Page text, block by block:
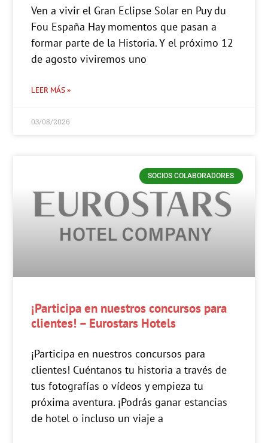
Ven a vivir el Gran Eclipse Solar en Puy du
Fou España Hay momentos que pasan a
formar parte de la Historia. Y el próximo 12
de agosto viviremos uno
LEER MÁS »
03/08/2026
SOCIOS COLABORADORES
¡Participa en nuestros concursos para
clientes! – Eurostars Hotels
¡Participa en nuestros concursos para
clientes! Cuéntanos tu historia a través de
tus fotografías o vídeos y empieza tu
próxima aventura. ¡Podrás ganar estancias
de hotel o incluso un viaje a